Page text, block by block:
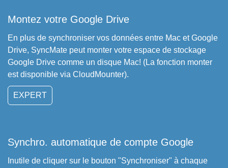
Montez votre Google Drive
En plus de synchroniser vos données entre Mac et Google
Drive, SyncMate peut monter votre espace de stockage
Google Drive comme un disque Mac! (La fonction monter
est disponible via CloudMounter).
EXPERT
Synchro. automatique de compte Google
Inutile de cliquer sur le bouton "Synchroniser" à chaque